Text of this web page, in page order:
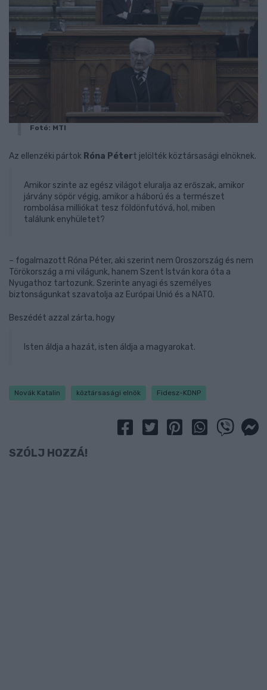
Fotó: MTI
Az ellenzéki pártok Róna Pétert jelölték köztársasági elnöknek.
Amikor szinte az egész világot eluralja az erőszak, amikor
járvány söpör végig, amikor a háború és a természet
rombolása milliókat tesz földönfutóvá, hol, miben
találunk enyhületet?
– fogalmazott Róna Péter, aki szerint nem Oroszország és nem
Törökország a mi világunk, hanem Szent István kora óta a
Nyugathoz tartozunk. Szerinte anyagi és személyes
biztonságunkat szavatolja az Európai Unió és a NATO.
Beszédét azzal zárta, hogy
Isten áldja a hazát, isten áldja a magyarokat.
Novák Katalin köztársasági elnök Fidesz-KDNP
SZÓLJ HOZZÁ!